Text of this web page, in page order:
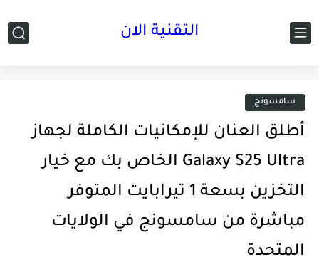
التقنية الان
سامسونج
أطلق العنان للإمكانيات الكاملة لجهاز
Galaxy S25 Ultra الخاص بك مع خيار
التخزين بسعة 1 تيرابايت المتوفر
مباشرة من سامسونج في الولايات
المتحدة